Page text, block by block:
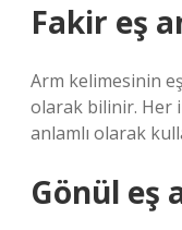
Fakir eş
Arm kelimesinin
olarak bilinir. Her
anlamlı olarak
Gönül eş